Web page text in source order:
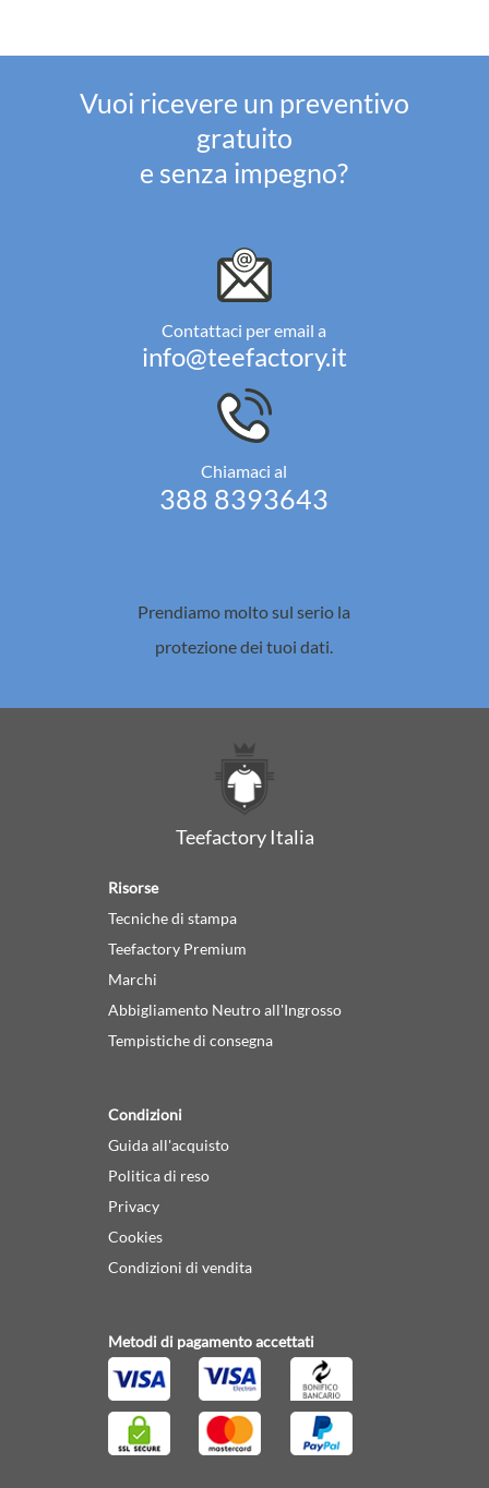
Vuoi ricevere un preventivo
gratuito
e senza impegno?
Contattaci per email a
info@teefactory.it
Chiamaci al
388 8393643
Prendiamo molto sul serio la
protezione dei tuoi dati.
Teefactory Italia
Risorse
Tecniche di stampa
Teefactory Premium
Marchi
Abbigliamento Neutro all'Ingrosso
Tempistiche di consegna
Condizioni
Guida all'acquisto
Politica di reso
Privacy
Cookies
Condizioni di vendita
Metodi di pagamento accettati